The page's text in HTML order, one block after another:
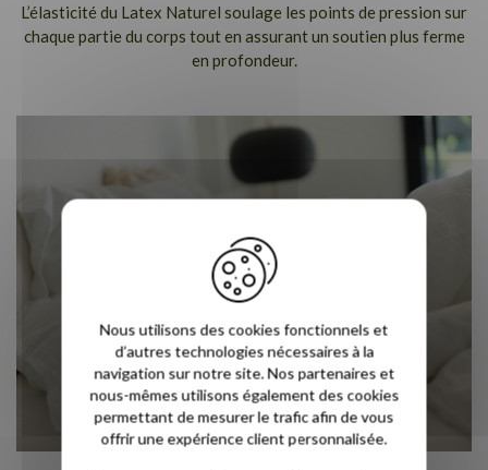
L’élasticité du Latex Naturel soulage les points de pression sur
chaque partie du corps tout en assurant un soutien plus ferme
en profondeur.
Nous utilisons des cookies fonctionnels et
d’autres technologies nécessaires à la
navigation sur notre site. Nos partenaires et
nous-mêmes utilisons également des cookies
permettant de mesurer le trafic afin de vous
offrir une expérience client personnalisée.